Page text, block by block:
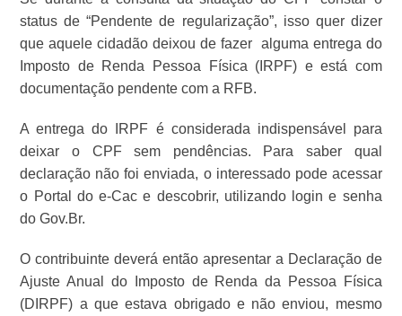
status de “Pendente de regularização”, isso quer dizer
que aquele cidadão deixou de fazer alguma entrega do
Imposto de Renda Pessoa Física (IRPF) e está com
documentação pendente com a RFB.
A entrega do IRPF é considerada indispensável para
deixar o CPF sem pendências. Para saber qual
declaração não foi enviada, o interessado pode acessar
o Portal do e-Cac e descobrir, utilizando login e senha
do Gov.Br.
O contribuinte deverá então apresentar a Declaração de
Ajuste Anual do Imposto de Renda da Pessoa Física
(DIRPF) a que estava obrigado e não enviou, mesmo